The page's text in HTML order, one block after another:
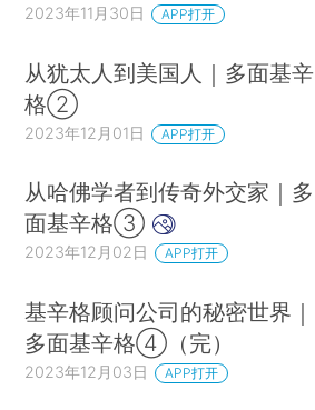
2023年11月30日 APP打开
从犹太人到美国人｜多面基辛
格②
2023年12月01日 APP打开
从哈佛学者到传奇外交家｜多
面基辛格③
2023年12月02日 APP打开
基辛格顾问公司的秘密世界｜
多面基辛格④（完）
2023年12月03日 APP打开